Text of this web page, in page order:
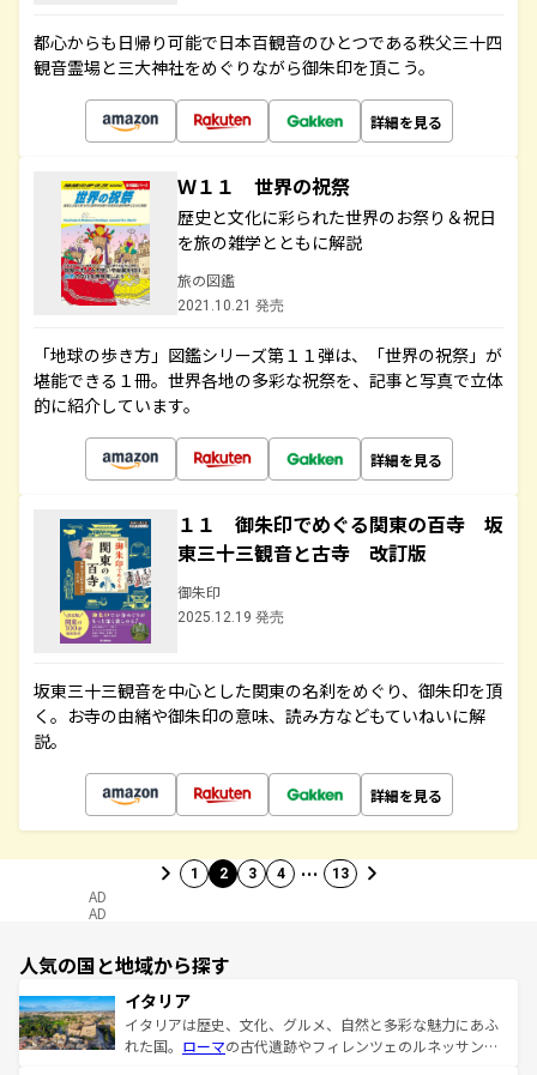
都心からも日帰り可能で日本百観音のひとつである秩父三十四
観音霊場と三大神社をめぐりながら御朱印を頂こう。
詳細を見る
Ｗ１１ 世界の祝祭
歴史と文化に彩られた世界のお祭り＆祝日
を旅の雑学とともに解説
旅の図鑑
2021.10.21 発売
「地球の歩き方」図鑑シリーズ第１１弾は、「世界の祝祭」が
堪能できる１冊。世界各地の多彩な祝祭を、記事と写真で立体
的に紹介しています。
詳細を見る
１１ 御朱印でめぐる関東の百寺 坂
東三十三観音と古寺 改訂版
御朱印
2025.12.19 発売
坂東三十三観音を中心とした関東の名刹をめぐり、御朱印を頂
く。お寺の由緒や御朱印の意味、読み方などもていねいに解
説。
詳細を見る
1 2 3 4 … 13
AD
AD
人気の国と地域から探す
イタリア
イタリアは歴史、文化、グルメ、自然と多彩な魅力にあふ
れた国。 ローマの古代遺跡やフィレンツェのルネッサンス